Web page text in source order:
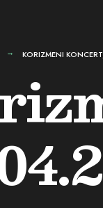
KORIZMENI